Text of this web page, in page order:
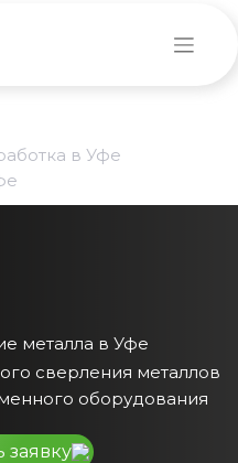
в Уфе
металла в Уфе
сверления металлов
оборудования
заявку